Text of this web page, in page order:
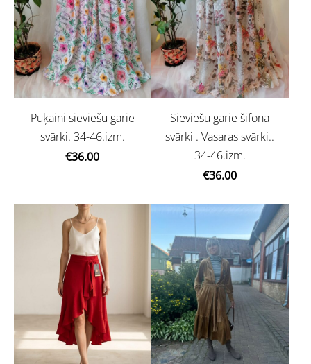
Puķaini sieviešu garie
svārki. 34-46.izm.
€36.00
Sieviešu garie šifona
svārki . Vasaras svārki..
34-46.izm.
€36.00